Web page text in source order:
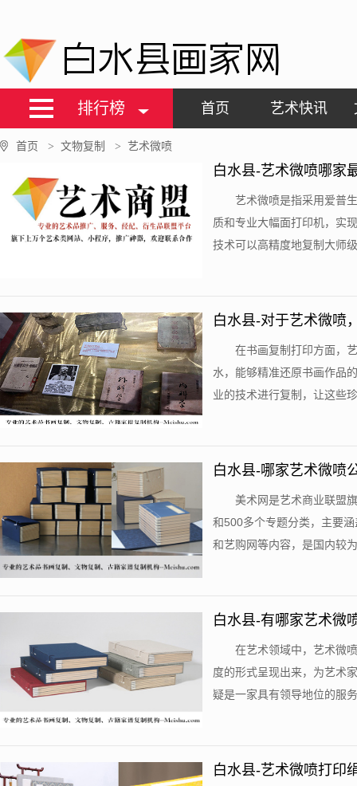
白水县画家网
排行榜 首页 艺术快讯
首页 > 文物复制 > 艺术微喷
白水县-艺术微喷哪家
艺术微喷是指采用爱普
质和专业大幅面打印机，实
技术可以高精度地复制大师
白水县-对于艺术微喷
在书画复制打印方面，
水，能够精准还原书画作品
业的技术进行复制，让这些
白水县-哪家艺术微喷
美术网是艺术商业联盟
和500多个专题分类，主要
和艺购网等内容，是国内较
白水县-有哪家艺术微
在艺术领域中，艺术微
度的形式呈现出来，为艺术
疑是一家具有领导地位的服
白水县-艺术微喷打印